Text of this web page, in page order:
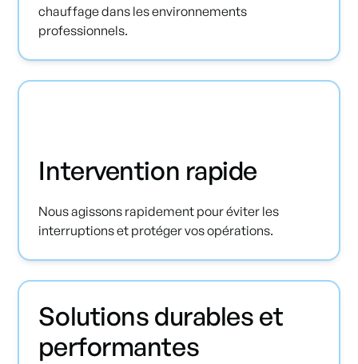
chauffage dans les environnements
professionnels.
Intervention rapide
Nous agissons rapidement pour éviter les
interruptions et protéger vos opérations.
Solutions durables et
performantes